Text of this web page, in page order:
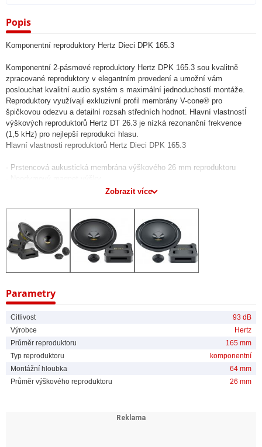
Popis
Komponentní reproduktory Hertz Dieci DPK 165.3
Komponentní 2-pásmové reproduktory Hertz DPK 165.3 sou kvalitně
zpracované reproduktory v elegantním provedení a umožní vám
poslouchat kvalitní audio systém s maximální jednoduchostí montáže.
Reproduktory využívají exkluzivní profil membrány V-cone® pro
špičkovou odezvu a detailní rozsah středních hodnot. Hlavní vlastnostÍ
výškových reproduktorů Hertz DT 26.3 je nízká rezonanční frekvence
(1,5 kHz) pro nejlepší reprodukci hlasu.
Hlavní vlastnosti reproduktorů Hertz Dieci DPK 165.3
- Prstencová aukustická membrána výškového 26 mm reproduktoru
- Čistá měděná cívka středobasu navinutá na conex pro maximální
- V-cone® membrána pro nejlepší odezvu mimo osu
- Lakovaný koš
- Vysokoproudé pocínované svorky
- Pozlacené vysokonapěťové svorky s ochranným krytem z ABS plastu
- Černý ochranný kryt magnetu z butylové gumy je odolný proti nárazům
- Sředobasové reproduktory Hertz DPV 165.3 2ks
- Externí výhybka 2ks
- Plastové uchycení pro montáž výškových reproduktorů
- Šrouby a upevňovací plíšky 8x
- Vymezovací plastové podložky 2ks
Zobrazit více
Parametry
Citlivost
93 dB
Výrobce
Hertz
Průměr reproduktoru
165 mm
Typ reproduktoru
komponentní
Montážní hloubka
64 mm
Průměr výškového reproduktoru
26 mm